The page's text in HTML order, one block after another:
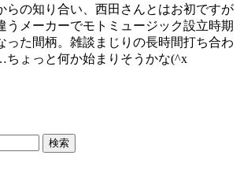
らの知り合い、西田さんとはお初ですが
うメーカーでモトミュージック設立時期
った間柄。雑談まじりの長時間打ち合わ
ょっと何か始まりそうかな(^x
検索